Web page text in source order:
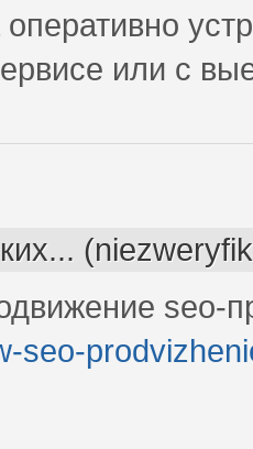
или с
seo-
seo-